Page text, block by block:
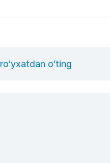
ro‘yxatdan o‘ting